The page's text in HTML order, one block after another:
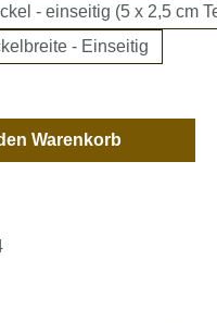
- einseitig (5 x 2,5 cm
- Einseitig
gewünschten
Warenkorb